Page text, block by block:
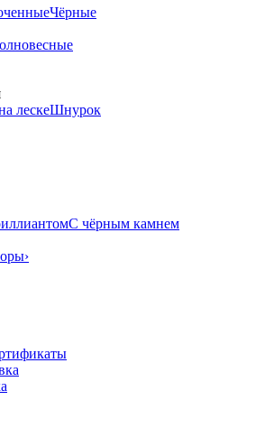
Чёрные
лескеШнурок
С чёрным камнем
›